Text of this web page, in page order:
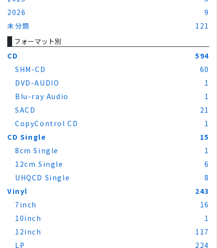
2026
9
未分類
121
フォーマット別
CD
594
SHM-CD
60
DVD-AUDIO
1
Blu-ray Audio
1
SACD
21
CopyControl CD
1
CD Single
15
8cm Single
1
12cm Single
6
UHQCD Single
8
Vinyl
243
7inch
16
10inch
1
12inch
117
LP
224